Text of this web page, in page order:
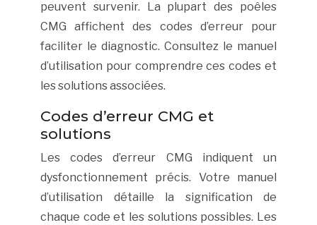
peuvent survenir. La plupart des poêles
CMG affichent des codes d’erreur pour
faciliter le diagnostic. Consultez le manuel
d’utilisation pour comprendre ces codes et
les solutions associées.
Codes d’erreur CMG et
solutions
Les codes d’erreur CMG indiquent un
dysfonctionnement précis. Votre manuel
d’utilisation détaille la signification de
chaque code et les solutions possibles. Les